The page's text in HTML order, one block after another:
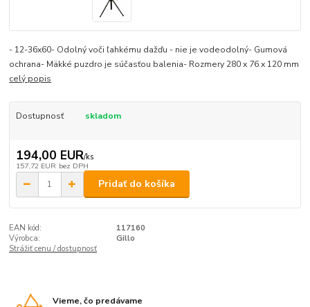
- 12-36x60- Odolný voči ľahkému dažďu - nie je vodeodolný- Gumová
ochrana- Mäkké puzdro je súčasťou balenia- Rozmery 280 x 76 x 120 mm
celý popis
Dostupnosť skladom
194,00 EUR/ks
157,72 EUR bez DPH
Pridať do košíka
EAN kód:
117160
Výrobca:
Gillo
Strážiť cenu / dostupnosť
Vieme, čo predávame